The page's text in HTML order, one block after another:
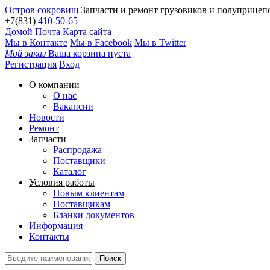
Остров сокровищ Запчасти и ремонт грузовиков и
+7(831) 410-50-65
Домой Почта Карта сайта
Мы в Контакте Мы в Facebook Мы в Twitter
Мой заказ Ваша корзина пуста
Регистрация Вход
О компании
О нас
Вакансии
Новости
Ремонт
Запчасти
Распродажа
Поставщики
Каталог
Условия работы
Новым клиентам
Поставщикам
Бланки документов
Информация
Контакты